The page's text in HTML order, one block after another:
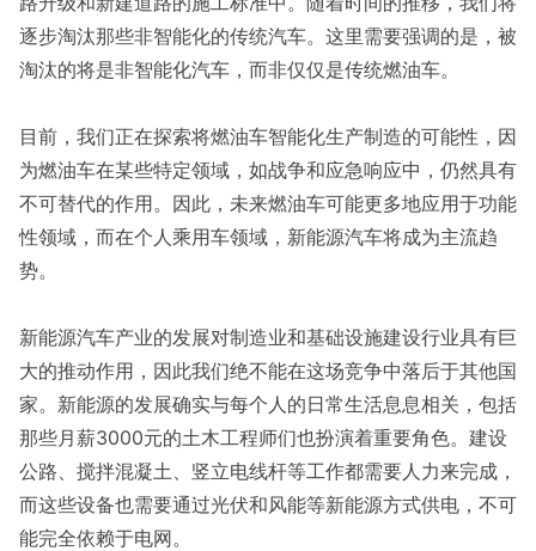
逐步淘汰那些非智能化的传统汽车。这里需要强调的是，被
淘汰的将是非智能化汽车，而非仅仅是传统燃油车。
目前，我们正在探索将燃油车智能化生产制造的可能性，因
为燃油车在某些特定领域，如战争和应急响应中，仍然具有
不可替代的作用。因此，未来燃油车可能更多地应用于功能
性领域，而在个人乘用车领域，新能源汽车将成为主流趋
势。
新能源汽车产业的发展对制造业和基础设施建设行业具有巨
大的推动作用，因此我们绝不能在这场竞争中落后于其他国
家。新能源的发展确实与每个人的日常生活息息相关，包括
那些月薪3000元的土木工程师们也扮演着重要角色。建设
公路、搅拌混凝土、竖立电线杆等工作都需要人力来完成，
而这些设备也需要通过光伏和风能等新能源方式供电，不可
能完全依赖于电网。